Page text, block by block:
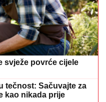
tečnost: Sačuvajte za
kao nikada prije
pažnju: Ove naizgled
mogu narušiti